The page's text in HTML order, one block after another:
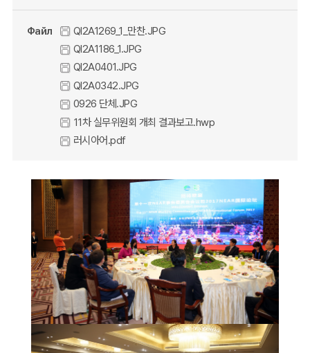
Файл
QI2A1269_1_만찬.JPG
QI2A1186_1.JPG
QI2A0401.JPG
QI2A0342.JPG
0926 단체.JPG
11차 실무위원회 개최 결과보고.hwp
러시아어.pdf